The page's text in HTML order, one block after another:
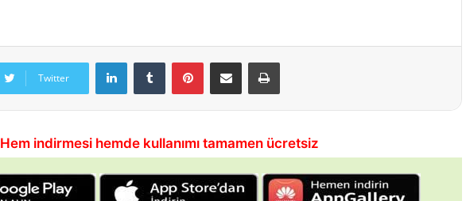
Twitter
LinkedInTumblrPinterestE-Posta ile paylaşYazdır
Hem indirmesi hemde kullanımı tamamen ücretsiz